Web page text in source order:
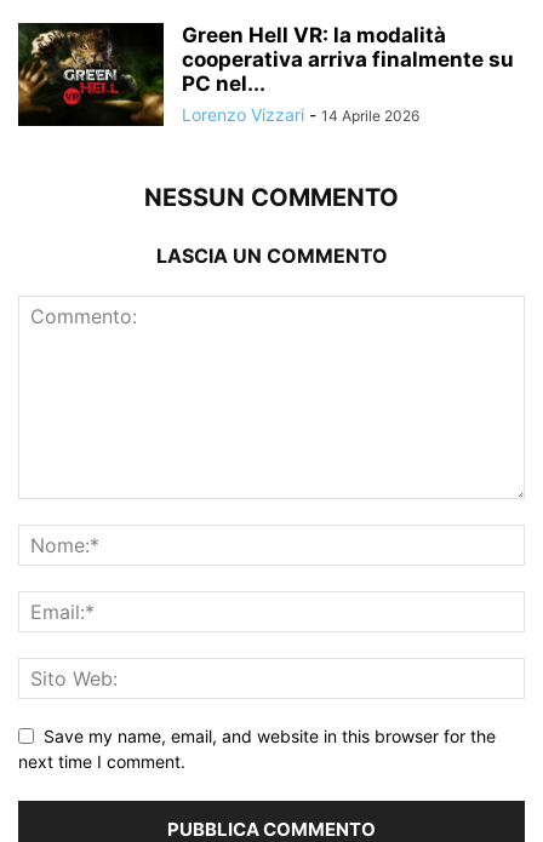
Green Hell VR: la modalità
cooperativa arriva finalmente su
PC nel...
Lorenzo Vizzari - 14 Aprile 2026
NESSUN COMMENTO
LASCIA UN COMMENTO
Save my name, email, and website in this browser for the
next time I comment.